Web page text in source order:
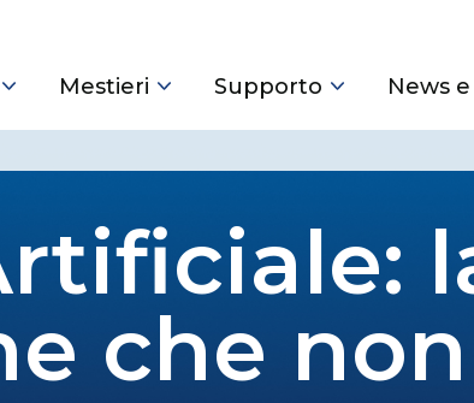
Mestieri Supporto News
che non